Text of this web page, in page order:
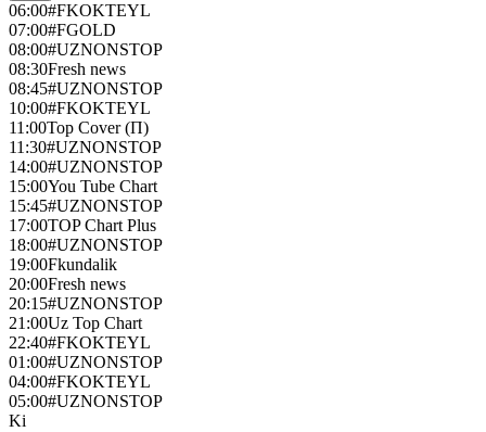
06:00#FKOKTEYL
07:00#FGOLD
08:00#UZNONSTOP
08:30Fresh news
08:45#UZNONSTOP
10:00#FKOKTEYL
11:00Top Cover (П)
11:30#UZNONSTOP
14:00#UZNONSTOP
15:00You Tube Chart
15:45#UZNONSTOP
17:00TOP Chart Plus
18:00#UZNONSTOP
19:00Fkundalik
20:00Fresh news
20:15#UZNONSTOP
21:00Uz Top Chart
22:40#FKOKTEYL
01:00#UZNONSTOP
04:00#FKOKTEYL
05:00#UZNONSTOP
Ki